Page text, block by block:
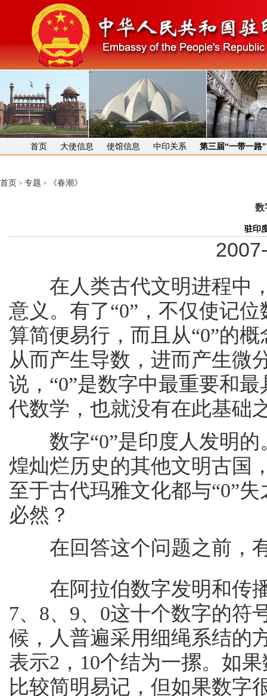
首页 大使信息 使馆信息 中印关系 第三届“一带一路
首页 > 专题 > 《春潮》
数
驻印
在人类古代文明进程中，
意义。有了“0”，不仅使记
算简便易行，而且从“0”的
从而产生导数，进而产生微
说，“0”是数字中最重要和
代数学，也就没有在此基础
数字“0”是印度人发明的
煌灿烂历史的其他文明古国
至于古代玛雅文化都与“0”
必然？
在回答这个问题之前，有
在阿拉伯数字发明和传播
7、8、9、0这十个数字的符
候，人普遍采用细绳系结的
表示2，10个结为一摞。如
比较简明易记，但如果数字